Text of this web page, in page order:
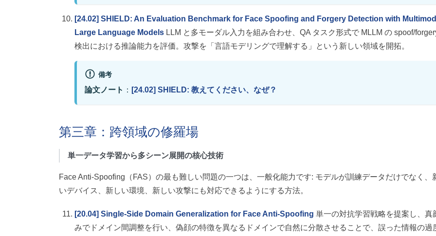
[24.02] SHIELD: An Evaluation Benchmark for Face Spoofing and Forgery Detection with
Large Language ModelsLLM と多モーダル入力を組み合わせ、QA タスク形式で MLLM の spoof/
検出における推論能力を評価。攻撃を「言語モデリングで理解する」という新しい領域を開拓。
備考
論文ノート ： [24.02] SHIELD: 教えてください、なぜ？
第三章：跨領域の修羅場
単一データ学習から多シーン展開の核心技術
Face Anti-Spoofing（FAS）の最も難しい問題の一つは、一般化能力です: モデルが訓練データだけでなく、
いデバイス、新しい環境、新しい攻撃にも対応できるようにする方法。
[20.04] Single-Side Domain Generalization for Face Anti-Spoofing 単一の対抗学習戦略を提案し、真
みでドメイン間調整を行い、偽顔の特徴を異なるドメインで自然に分散させることで、誤った情報の過